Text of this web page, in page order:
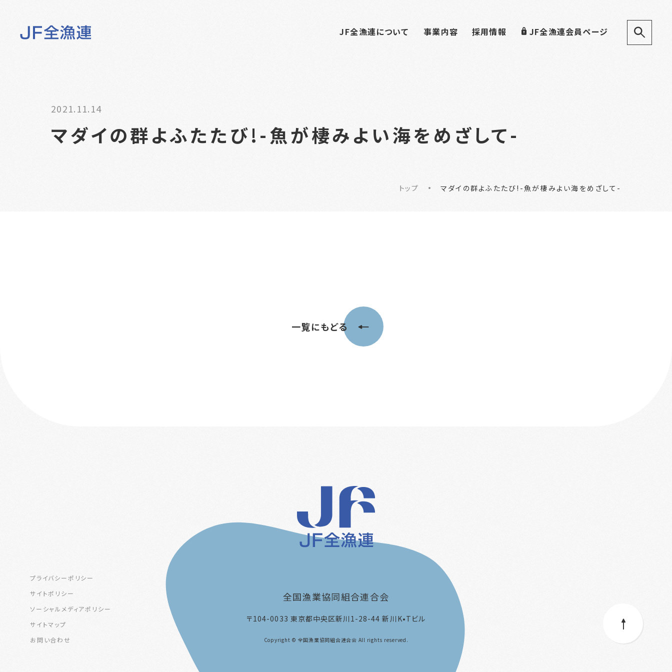
JF全漁連について 事業内容 採用情報 JF全漁連会員ページ
2021.11.14
マダイの群よふたたび!-魚が棲みよい海をめざして-
トップ マダイの群よふたたび!-魚が棲みよい海をめざして-
一覧にもどる
プライバシーポリシー
サイトポリシー
ソーシャルメディアポリシー
サイトマップ
お問い合わせ
全国漁業協同組合連合会
〒104-0033 東京都中央区新川1-28-44 新川K•Tビル
Copyright © 全国漁業協同組合連合会 All rights reserved.